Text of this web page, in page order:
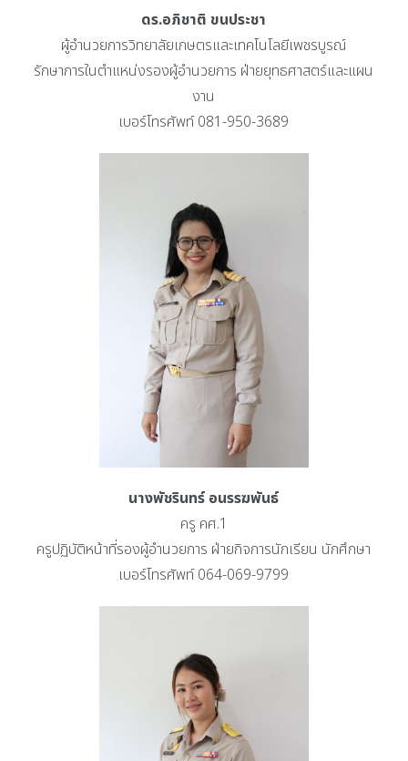
ดร.อภิชาติ ขนประชา
ผู้อำนวยการวิทยาลัยเกษตรและเทคโนโลยีเพชรบูรณ์
รักษาการในตำแหน่งรองผู้อำนวยการ ฝ่ายยุทธศาสตร์และแผน
งาน
เบอร์โทรศัพท์ 081-950-3689
นางพัชรินทร์ อนรรฆพันธ์
ครู คศ.1
ครูปฏิบัติหน้าที่รองผู้อำนวยการ ฝ่ายกิจการนักเรียน นักศึกษา
เบอร์โทรศัพท์ 064-069-9799